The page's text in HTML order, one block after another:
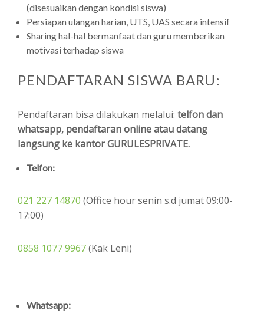
(disesuaikan dengan kondisi siswa)
Persiapan ulangan harian, UTS, UAS secara intensif
Sharing hal-hal bermanfaat dan guru memberikan
motivasi terhadap siswa
PENDAFTARAN SISWA BARU:
Pendaftaran bisa dilakukan melalui: telfon dan
whatsapp, pendaftaran online atau datang
langsung ke kantor GURULESPRIVATE.
Telfon:
021 227 14870 (Office hour senin s.d jumat 09:00-
17:00)
0858 1077 9967(Kak Leni)
Whatsapp: